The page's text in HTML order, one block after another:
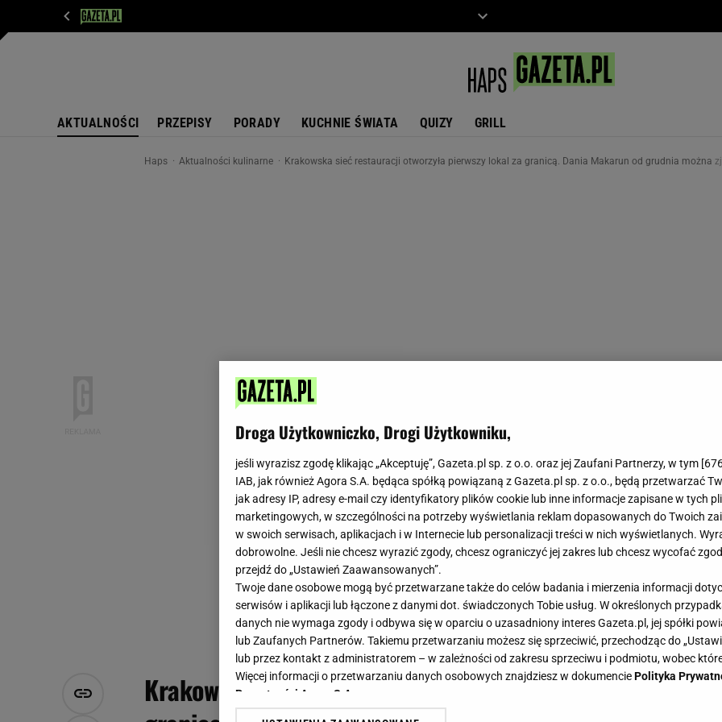
AKTUALNOŚCI PRZEPISY PORADY KUCHNIE ŚWIATA QUIZY GRILL
Haps Aktualności kulinarne Krakowska sieć restauracji otworzyła pierwszy lokal za granicą. Dania Makarun od grudnia można
Krakowska sieć restauracji otworzyła pierwszy lokal za
Droga Użytkowniczko, Drogi Użytkowniku,
jeśli wyrazisz zgodę klikając „Akceptuję”, Gazeta.pl sp. z o.o. oraz jej Zaufani Partnerzy, w tym [
IAB, jak również Agora S.A. będąca spółką powiązaną z Gazeta.pl sp. z o.o., będą przetwarzać
jak adresy IP, adresy e-mail czy identyfikatory plików cookie lub inne informacje zapisane w tych
marketingowych, w szczególności na potrzeby wyświetlania reklam dopasowanych do Twoich
w swoich serwisach, aplikacjach i w Internecie lub personalizacji treści w nich wyświetlanych.
dobrowolne. Jeśli nie chcesz wyrazić zgody, chcesz ograniczyć jej zakres lub chcesz wycofać
przejdź do „Ustawień Zaawansowanych”.
Twoje dane osobowe mogą być przetwarzane także do celów badania i mierzenia informacji
serwisów i aplikacji lub łączone z danymi dot. świadczonych Tobie usług. W określonych
danych nie wymaga zgody i odbywa się w oparciu o uzasadniony interes Gazeta.pl, jej spółki
lub Zaufanych Partnerów. Takiemu przetwarzaniu możesz się sprzeciwić, przechodząc do
lub przez kontakt z administratorem – w zależności od zakresu sprzeciwu i podmiotu, wobec
Więcej informacji o przetwarzaniu danych osobowych znajdziesz w dokumenciePolityka
Prywatności Agora S.A.